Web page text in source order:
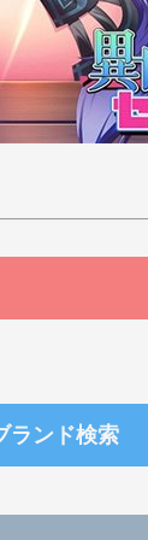
り
ランド検索